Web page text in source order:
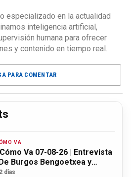
especializado en la actualidad
inteligencia artificial,
humana para ofrecer
y contenido en tiempo real.
PARA COMENTAR
VA
Va 07-08-26 | Entrevista
Burgos Bengoetxea y
Athletic
días